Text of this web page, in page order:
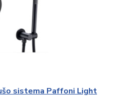
sistema Paffoni Light